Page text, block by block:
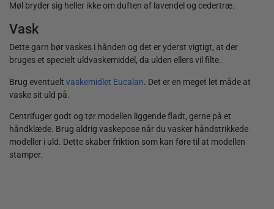
Møl bryder sig heller ikke om duften af lavendel og cedertræ.
Vask
Dette garn bør vaskes i hånden og det er yderst vigtigt, at der
bruges et specielt uldvaskemiddel, da ulden ellers vil filte.
Brug eventuelt vaskemidlet Eucalan. Det er en meget let måde at
vaske sit uld på.
Centrifuger godt og tør modellen liggende fladt, gerne på et
håndklæde. Brug aldrig vaskepose når du vasker håndstrikkede
modeller i uld. Dette skaber friktion som kan føre til at modellen
stamper.